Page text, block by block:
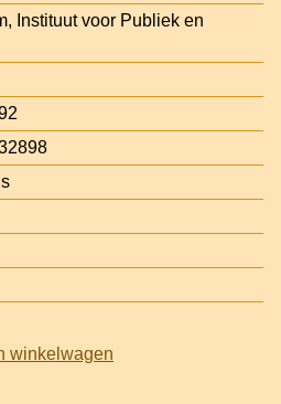
Instituut voor Publiek en
winkelwagen